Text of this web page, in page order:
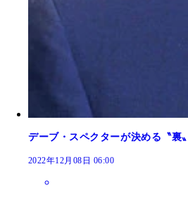
【エッフェル姉さん】
デーブ・スペクターが決める〝裏
2022年12月08日 06:00